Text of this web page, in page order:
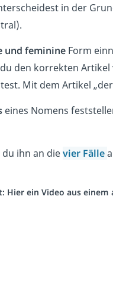
in der
und feminineForm
den korrekten
Mit dem Artikel
eines Nomens
ihn an dievier Fälle
Hier ein Video aus einem